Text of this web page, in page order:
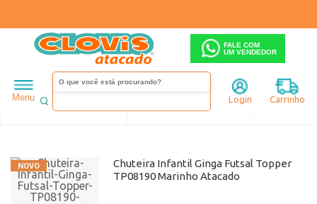
FALE COM
UM VENDEDOR
Menu Login Carrinho
Infantil Menino Chuteira
Ordenar Filtrar
Chuteira Infantil Ginga Futsal Topper
TP08190 Marinho Atacado